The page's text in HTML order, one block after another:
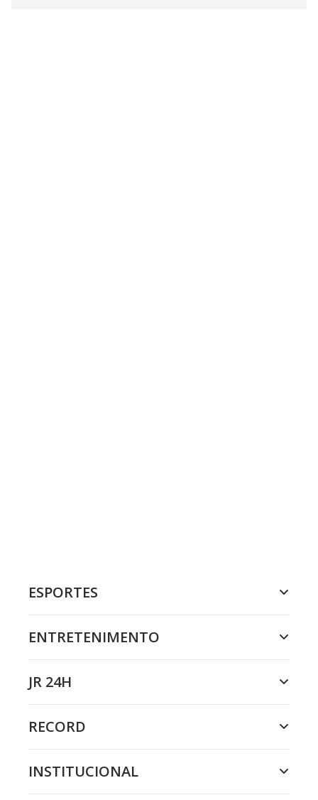
ESPORTES
ENTRETENIMENTO
JR 24H
RECORD
INSTITUCIONAL